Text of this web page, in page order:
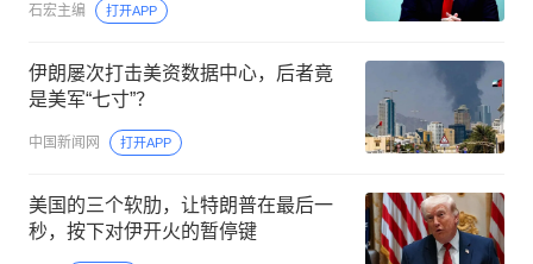
石宏主编 打开APP
伊朗屡次打击美资数据中心，后者竟
是美军“七寸”？
中国新闻网 打开APP
美国的三个软肋，让特朗普在最后一
秒，按下对伊开火的暂停键